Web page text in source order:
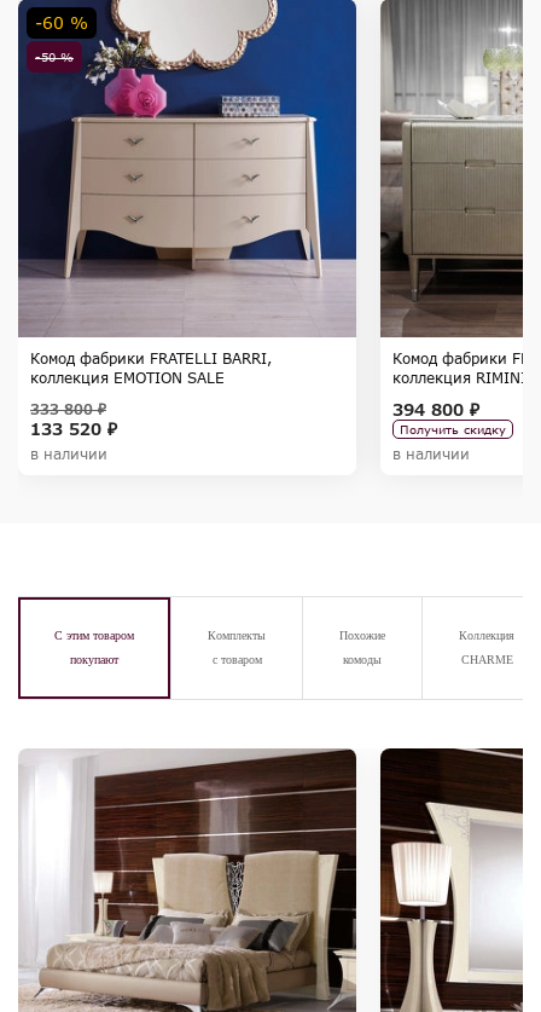
-50 %
-60 %
Комод фабрики FRATELLI BARRI,
коллекция EMOTION SALE
133 520 ₽
333 800 ₽
в наличии
Комод фабрики
коллекция RIMINI
394 800 ₽
Получить скидку
в наличии
С этим товаром
покупают
Комплекты
с товаром
Похожие
комоды
Коллекция
CHARME